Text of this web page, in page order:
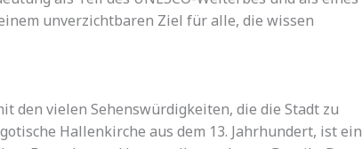
unverzichtbaren Ziel für alle, die wissen
den vielen Sehenswürdigkeiten, die die Stadt zu
Hallenkirche aus dem 13. Jahrhundert, ist ein